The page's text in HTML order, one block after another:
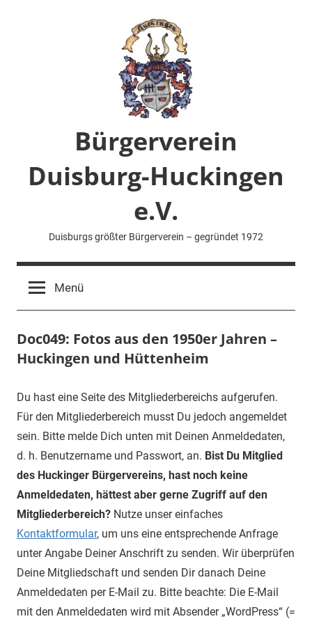
Bürgerverein
Duisburg-Huckingen
e.V.
Duisburgs größter Bürgerverein – gegründet 1972
Menü
Doc049: Fotos aus den 1950er Jahren –
Huckingen und Hüttenheim
Du hast eine Seite des Mitgliederbereichs aufgerufen.
Für den Mitgliederbereich musst Du jedoch angemeldet
sein. Bitte melde Dich unten mit Deinen Anmeldedaten,
d. h. Benutzername und Passwort, an. Bist Du Mitglied
des Huckinger Bürgervereins, hast noch keine
Anmeldedaten, hättest aber gerne Zugriff auf den
Mitgliederbereich? Nutze unser einfaches
Kontaktformular, um uns eine entsprechende Anfrage
unter Angabe Deiner Anschrift zu senden. Wir überprüfen
Deine Mitgliedschaft und senden Dir danach Deine
Anmeldedaten per E-Mail zu. Bitte beachte: Die E-Mail
mit den Anmeldedaten wird mit Absender „WordPress“ (=